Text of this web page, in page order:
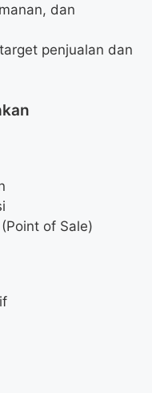
dan
penjualan dan
of Sale)